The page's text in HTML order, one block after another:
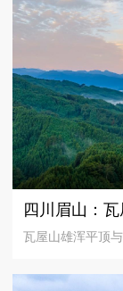
四川眉山：
瓦屋山雄浑平顶